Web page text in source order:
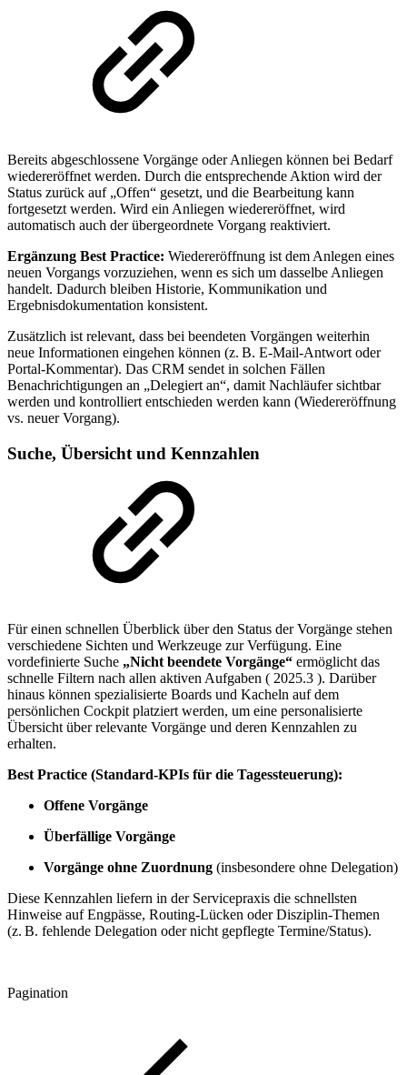
Bereits abgeschlossene Vorgänge oder Anliegen können bei Bedarf
wiedereröffnet werden. Durch die entsprechende Aktion wird der
Status zurück auf „Offen“ gesetzt, und die Bearbeitung kann
fortgesetzt werden. Wird ein Anliegen wiedereröffnet, wird
automatisch auch der übergeordnete Vorgang reaktiviert.
Ergänzung Best Practice: Wiedereröffnung ist dem Anlegen eines
neuen Vorgangs vorzuziehen, wenn es sich um dasselbe Anliegen
handelt. Dadurch bleiben Historie, Kommunikation und
Ergebnisdokumentation konsistent.
Zusätzlich ist relevant, dass bei beendeten Vorgängen weiterhin
neue Informationen eingehen können (z. B. E‑Mail-Antwort oder
Portal-Kommentar). Das CRM sendet in solchen Fällen
Benachrichtigungen an „Delegiert an“, damit Nachläufer sichtbar
werden und kontrolliert entschieden werden kann (Wiedereröffnung
vs. neuer Vorgang).
Suche, Übersicht und Kennzahlen
Für einen schnellen Überblick über den Status der Vorgänge stehen
verschiedene Sichten und Werkzeuge zur Verfügung. Eine
vordefinierte Suche „Nicht beendete Vorgänge“ ermöglicht das
schnelle Filtern nach allen aktiven Aufgaben ( 2025.3 ). Darüber
hinaus können spezialisierte Boards und Kacheln auf dem
persönlichen Cockpit platziert werden, um eine personalisierte
Übersicht über relevante Vorgänge und deren Kennzahlen zu
erhalten.
Best Practice (Standard-KPIs für die Tagessteuerung):
Offene Vorgänge
Überfällige Vorgänge
Vorgänge ohne Zuordnung (insbesondere ohne Delegation)
Diese Kennzahlen liefern in der Servicepraxis die schnellsten
Hinweise auf Engpässe, Routing-Lücken oder Disziplin-Themen
(z. B. fehlende Delegation oder nicht gepflegte Termine/Status).
Pagination